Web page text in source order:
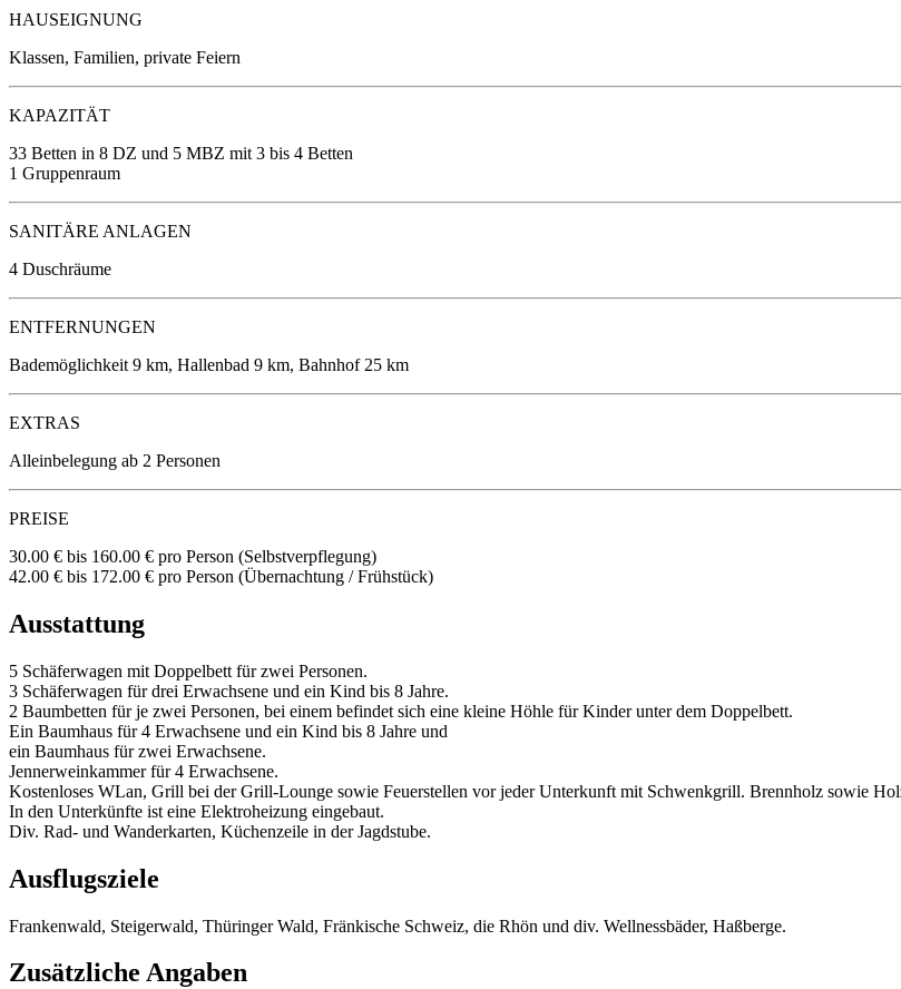
HAUSEIGNUNG
Klassen, Familien, private Feiern
KAPAZITÄT
33 Betten in 8 DZ und 5 MBZ mit 3 bis 4 Betten
1 Gruppenraum
SANITÄRE ANLAGEN
4 Duschräume
ENTFERNUNGEN
Bademöglichkeit 9 km, Hallenbad 9 km, Bahnhof 25 km
EXTRAS
Alleinbelegung ab 2 Personen
PREISE
30.00 € bis 160.00 € pro Person (Selbstverpflegung)
42.00 € bis 172.00 € pro Person (Übernachtung / Frühstück)
Ausstattung
5 Schäferwagen mit Doppelbett für zwei Personen.
3 Schäferwagen für drei Erwachsene und ein Kind bis 8 Jahre.
2 Baumbetten für je zwei Personen, bei einem befindet sich eine kleine Höhle für Kinder unter dem Doppelbett.
Ein Baumhaus für 4 Erwachsene und ein Kind bis 8 Jahre und
ein Baumhaus für zwei Erwachsene.
Jennerweinkammer für 4 Erwachsene.
Kostenloses WLan, Grill bei der Grill-Lounge sowie Feuerstellen vor jeder Unterkunft mit Schwenkgrill. Brennholz sowie
In den Unterkünfte ist eine Elektroheizung eingebaut.
Div. Rad- und Wanderkarten, Küchenzeile in der Jagdstube.
Ausflugsziele
Frankenwald, Steigerwald, Thüringer Wald, Fränkische Schweiz, die Rhön und div. Wellnessbäder, Haßberge.
Zusätzliche Angaben